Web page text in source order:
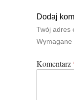
Dodaj
Twój adres
Wymagane
Komentarz